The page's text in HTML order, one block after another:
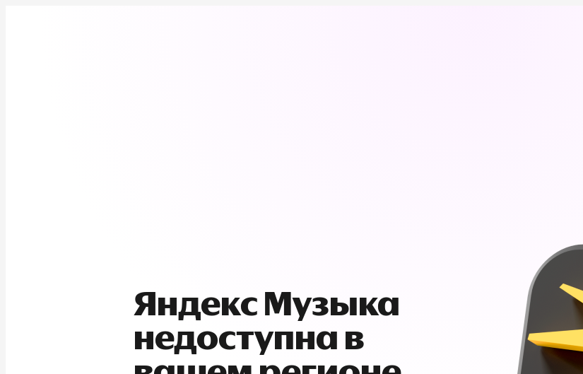
Яндекс Музыка
недоступна в